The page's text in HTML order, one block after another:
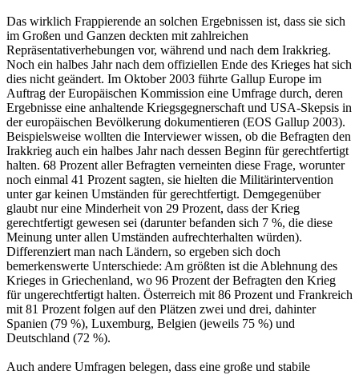
Das wirklich Frappierende an solchen Ergebnissen ist, dass sie sich
im Großen und Ganzen deckten mit zahlreichen
Repräsentativerhebungen vor, während und nach dem Irakkrieg.
Noch ein halbes Jahr nach dem offiziellen Ende des Krieges hat sich
dies nicht geändert. Im Oktober 2003 führte Gallup Europe im
Auftrag der Europäischen Kommission eine Umfrage durch, deren
Ergebnisse eine anhaltende Kriegsgegnerschaft und USA-Skepsis in
der europäischen Bevölkerung dokumentieren (EOS Gallup 2003).
Beispielsweise wollten die Interviewer wissen, ob die Befragten den
Irakkrieg auch ein halbes Jahr nach dessen Beginn für gerechtfertigt
halten. 68 Prozent aller Befragten verneinten diese Frage, worunter
noch einmal 41 Prozent sagten, sie hielten die Militärintervention
unter gar keinen Umständen für gerechtfertigt. Demgegenüber
glaubt nur eine Minderheit von 29 Prozent, dass der Krieg
gerechtfertigt gewesen sei (darunter befanden sich 7 %, die diese
Meinung unter allen Umständen aufrechterhalten würden).
Differenziert man nach Ländern, so ergeben sich doch
bemerkenswerte Unterschiede: Am größten ist die Ablehnung des
Krieges in Griechenland, wo 96 Prozent der Befragten den Krieg
für ungerechtfertigt halten. Österreich mit 86 Prozent und Frankreich
mit 81 Prozent folgen auf den Plätzen zwei und drei, dahinter
Spanien (79 %), Luxemburg, Belgien (jeweils 75 %) und
Deutschland (72 %).
Auch andere Umfragen belegen, dass eine große und stabile